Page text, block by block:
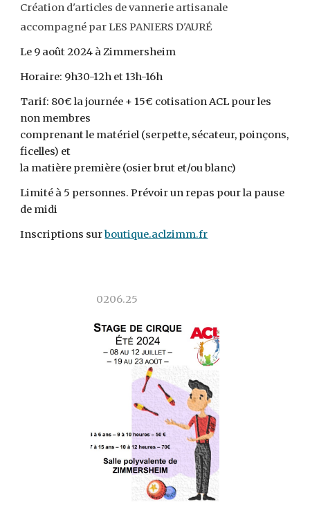
Création d'articles de vannerie artisanale
accompagné par LES PANIERS D'AURÉ
Le 9 août2024 à Zimmersheim
Horaire: 9h30-12h et 13h-16h
Tarif: 80€ la journée + 15€ cotisation ACL pour les
non membres
comprenant le matériel (serpette, sécateur, poinçons,
ficelles) et
la matière première (osier brut et/ou blanc)
Limité à 5 personnes. Prévoir un repas pour la pause
de midi
Inscriptions surboutique.aclzimm.fr
0206.25